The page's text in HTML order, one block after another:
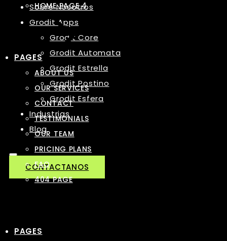
Sobre Nosotros
Grodit Apps
Grodit Core
Grodit Automata
Grodit Estrella
Grodit Postino
Grodit Esfera
Industrias
Blog
CONTACTANOS
HOME PAGE 4
PAGES
ABOUT US
OUR SERVICES
CONTACT
TESTIMONIALS
OUR TEAM
PRICING PLANS
FAQ
404 PAGE
PAGES